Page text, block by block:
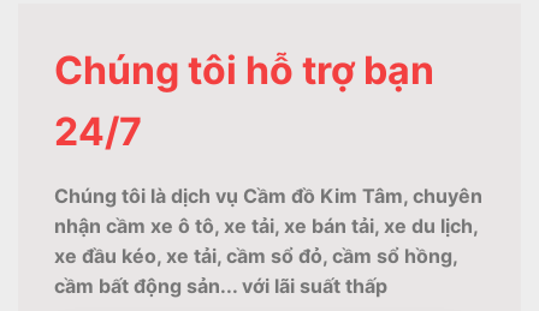
Chúng tôi hỗ trợ bạn
24/7
Chúng tôi là dịch vụ Cầm đồ Kim Tâm, chuyên
nhận cầm xe ô tô, xe tải, xe bán tải, xe du lịch,
xe đầu kéo, xe tải, cầm sổ đỏ, cầm sổ hồng,
cầm bất động sản... với lãi suất thấp